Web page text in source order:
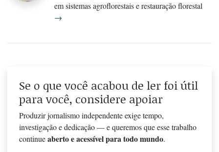
em sistemas agroflorestais e restauração florestal
→
Se o que você acabou de ler foi útil
para você, considere apoiar
Produzir jornalismo independente exige tempo,
investigação e dedicação — e queremos que esse trabalho
continueaberto e acessível para todo mundo.